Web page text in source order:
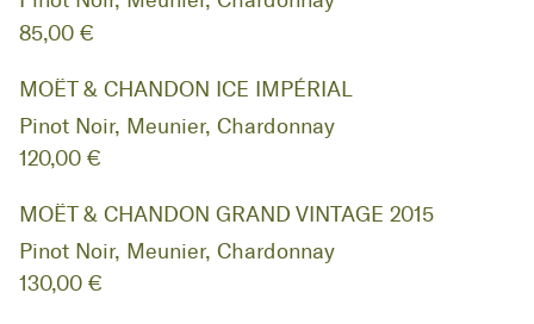
85,00 €
MOËT & CHANDON ICE IMPÉRIAL
Pinot Noir, Meunier, Chardonnay
120,00 €
MOËT & CHANDON GRAND VINTAGE 2015
Pinot Noir, Meunier, Chardonnay
130,00 €